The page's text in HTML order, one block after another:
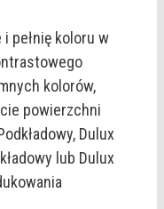
pełnię koloru w
kolorów,
powierzchni
Dulux
lub Dulux